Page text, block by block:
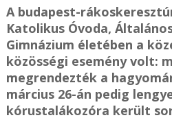
A budapest-
Katolikus Óvoda,
Gimnázium életében a
közösségi esemény volt:
megrendezték a
március 26-án pedig
kórustalákozóra került